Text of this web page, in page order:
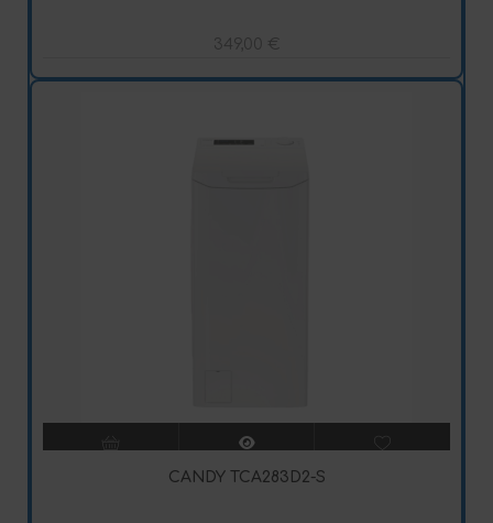
349,00 €
CANDY TCA283D2-S